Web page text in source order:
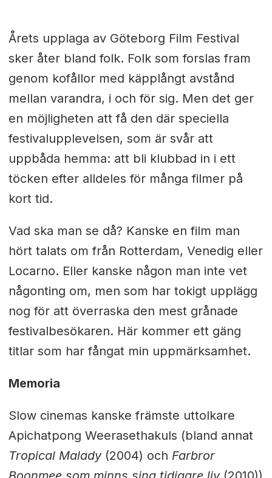
Årets upplaga av Göteborg Film Festival
sker åter bland folk. Folk som forslas fram
genom kofållor med käpplångt avstånd
mellan varandra, i och för sig. Men det ger
en möjligheten att få den där speciella
festivalupplevelsen, som är svår att
uppbåda hemma: att bli klubbad in i ett
töcken efter alldeles för många filmer på
kort tid.
Vad ska man se då? Kanske en film man
hört talats om från Rotterdam, Venedig eller
Locarno. Eller kanske någon man inte vet
någonting om, men som har tokigt upplägg
nog för att överraska den mest grånade
festivalbesökaren. Här kommer ett gäng
titlar som har fångat min uppmärksamhet.
Memoria
Slow cinemas kanske främste uttolkare
Apichatpong Weerasethakuls (bland annat
Tropical Malady (2004) och Farbror